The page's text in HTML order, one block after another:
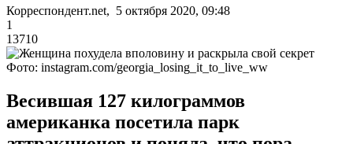
Корреспондент.net, 5 октября 2020, 09:48
1
13710
Фото: instagram.com/georgia_losing_it_to_live_ww
Весившая 127 килограммов
американка посетила парк